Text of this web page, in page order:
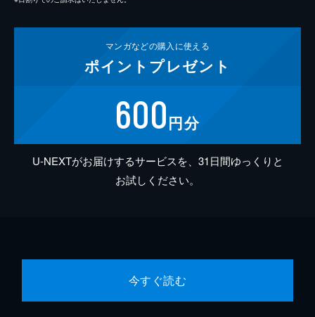
マンガなどの購入に使える
ポイント プレゼント
600円分
U-NEXTがお届けするサービスを、31日間ゆっくりと
お試しください。
今すぐ読む